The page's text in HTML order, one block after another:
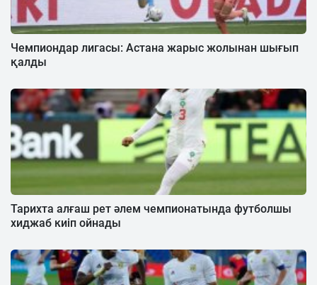
Чемпиондар лигасы: Астана жарыс жолынан шығып
қалды
Тарихта алғаш рет әлем чемпионатында футболшы
хиджаб киіп ойнады